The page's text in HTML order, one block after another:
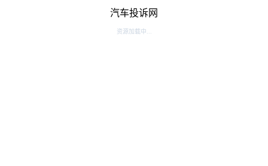
汽车投诉网
资源加载中...